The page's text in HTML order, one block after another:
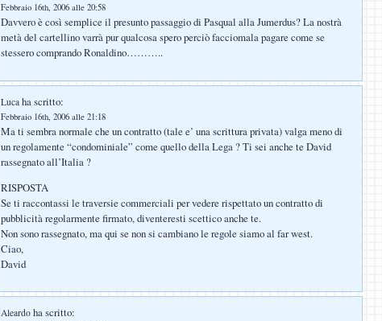
Febbraio 16th, 2006 alle 20:58
Davvero è così semplice il presunto passaggio di Pasqual alla Jumerdus? La nostrà
metà del cartellino varrà pur qualcosa spero perciò facciomala pagare come se
stessero comprando Ronaldino………..
Luca ha scritto:
Febbraio 16th, 2006 alle 21:18
Ma ti sembra normale che un contratto (tale e’ una scrittura privata) valga meno di
un regolamente “condominiale” come quello della Lega ? Ti sei anche te David
rassegnato all’Italia ?
RISPOSTA
Se ti raccontassi le traversie commerciali per vedere rispettato un contratto di
pubblicità regolarmente firmato, diventeresti scettico anche te.
Non sono rassegnato, ma qui se non si cambiano le regole siamo al far west.
Ciao,
David
Aleardo ha scritto: